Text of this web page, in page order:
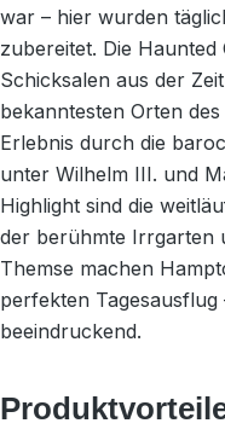
war – hier wurden
zubereitet. Die
Schicksalen aus der
bekanntesten Orten
Erlebnis durch die
unter Wilhelm III. und
Highlight sind die
der berühmte Irrgarten
Themse machen
perfekten
beeindruckend.